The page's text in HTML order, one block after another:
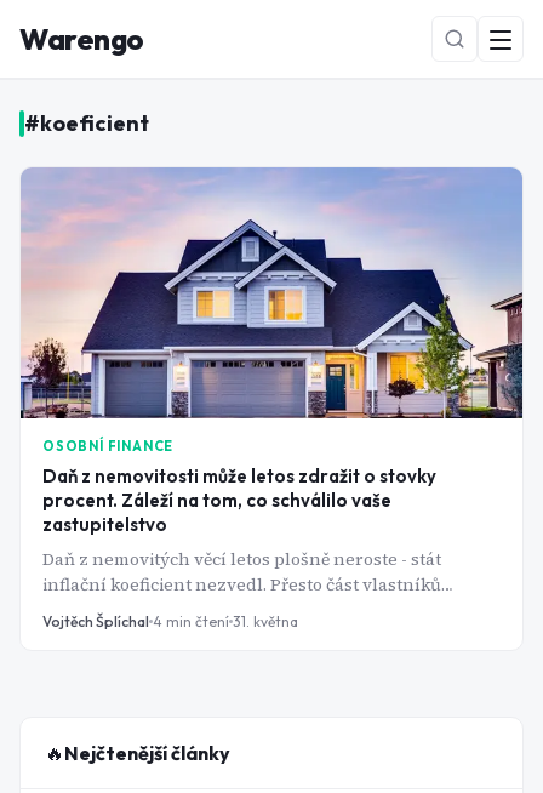
Warengo
NOVÉ
#koeficient
OSOBNÍ FINANCE
Daň z nemovitosti může letos zdražit o stovky
procent. Záleží na tom, co schválilo vaše
zastupitelstvo
Daň z nemovitých věcí letos plošně neroste - stát
inflační koeficient nezvedl. Přesto část vlastníků
zaplatí výrazně víc než loni, někteří i násobně. Důvod
není v zákoně, ale v obecní vyhlášce: místní koeficient,
Vojtěch Šplíchal 4 min čtení 31. května
🔥 Nejčtenější články